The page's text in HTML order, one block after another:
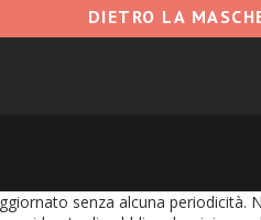
DIETRO LA
senza alcuna